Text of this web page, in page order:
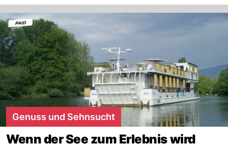
Genuss und Sehnsucht
Wenn der See zum Erlebnis wird